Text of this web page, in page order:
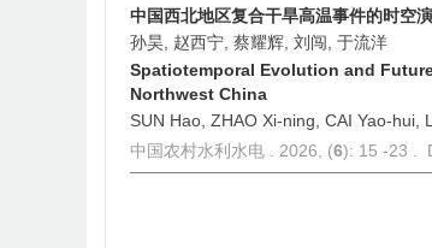
中国西北地区复合干旱高温事件的时空
孙昊, 赵西宁, 蔡耀辉, 刘闯, 于流洋
Spatiotemporal Evolution and
Northwest China
SUN Hao, ZHAO Xi-ning, CAI Yao-hui,
中国农村水利水电 . 2026, (6): 15 -23 .